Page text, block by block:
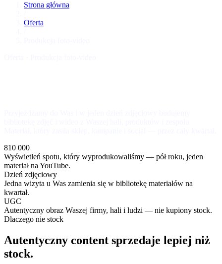
Strona główna
Oferta
810 000
Wyświetleń spotu, który wyprodukowaliśmy — pół roku, jeden
materiał na YouTube.
Dzień zdjęciowy
Jedna wizyta u Was zamienia się w bibliotekę materiałów na
kwartał.
UGC
Autentyczny obraz Waszej firmy, hali i ludzi — nie kupiony stock.
Dlaczego nie stock
Autentyczny content sprzedaje lepiej niż
stock.